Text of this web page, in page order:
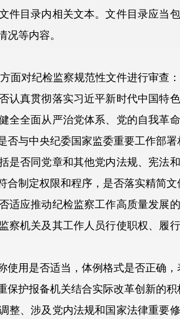
件目录内相关文本。文件目录应当
况等内容。
对纪检监察规范性文件进行审查：
真贯彻落实习近平新时代中国特
全全面从严治党体系、党的自我革
否与中央纪委国家监委重要工作部
否同党章和其他党内法规、宪法
制定权限和程序，是否落实精简文
应推动纪检监察工作高质量发展的
察机关及其工作人员行使职权、履
用是否适当，体例格式是否正确，
护报备机关结合实际改革创新的积
、涉及党内法规和国家法律重要